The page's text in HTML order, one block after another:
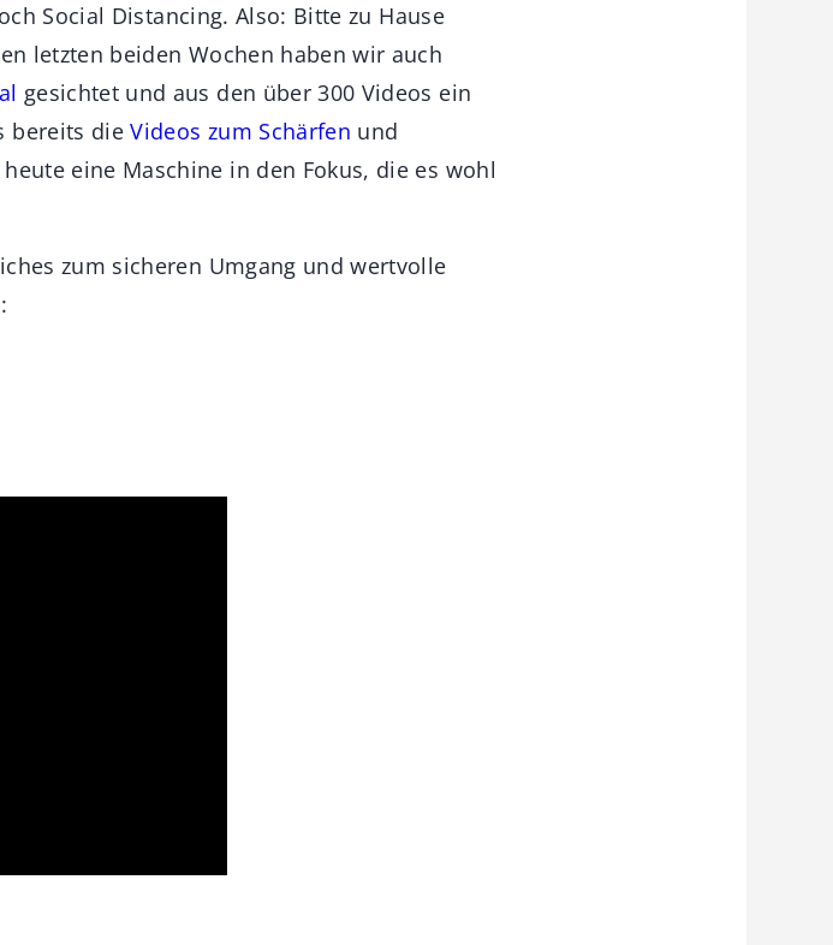
Social Distancing. Also: Bitte zu Hause
letzten beiden Wochen haben wir auch
gesichtet und aus den über 300 Videos ein
bereits dieVideos zum Schärfen und
eine Maschine in den Fokus, die es wohl
zum sicheren Umgang und wertvolle